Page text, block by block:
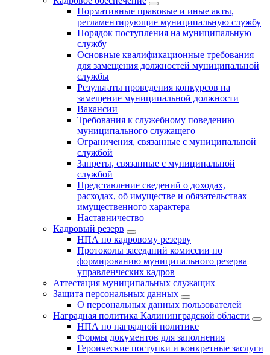
Нормативные правовые и иные акты,
регламентирующие муниципальную службу
Порядок поступления на муниципальную
службу
Основные квалификационные требования
для замещения должностей муниципальной
службы
Результаты проведения конкурсов на
замещение муниципальной должности
Вакансии
Требования к служебному поведению
муниципального служащего
Ограничения, связанные с муниципальной
службой
Запреты, связанные с муниципальной
службой
Представление сведений о доходах,
расходах, об имуществе и обязательствах
имущественного характера
Наставничество
Кадровый резерв
НПА по кадровому резерву
Протоколы заседаний комиссии по
формированию муниципального резерва
управленческих кадров
Аттестация муниципальных служащих
Защита персональных данных
О персональных данных пользователей
Наградная политика Калининградской области
НПА по наградной политике
Формы документов для заполнения
Героические поступки и конкретные заслуги